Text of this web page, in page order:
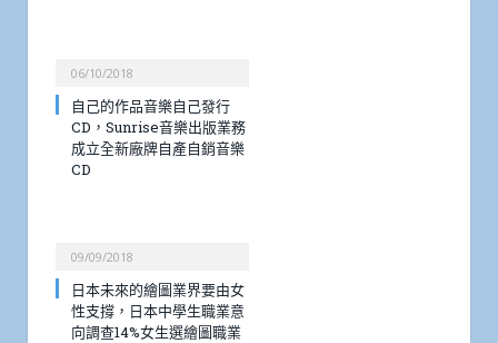
06/10/2018
自己的作品音樂自己發行
CD，Sunrise音樂出版業務
成立全新廠牌自產自銷音樂
CD
09/09/2018
日本未來的繪圖業界要由女
性支撐，日本中學生職業意
向調查14%女生選繪圖職業